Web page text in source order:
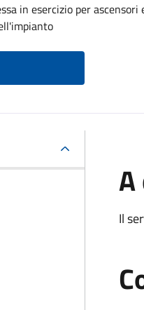
in esercizio per
Il